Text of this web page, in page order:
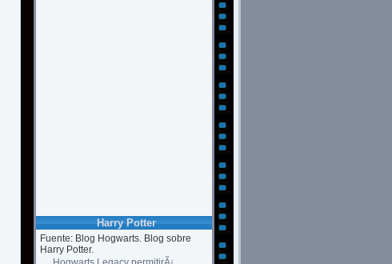
Harry Potter
Fuente: Blog Hogwarts. Blog sobre
Harry Potter.